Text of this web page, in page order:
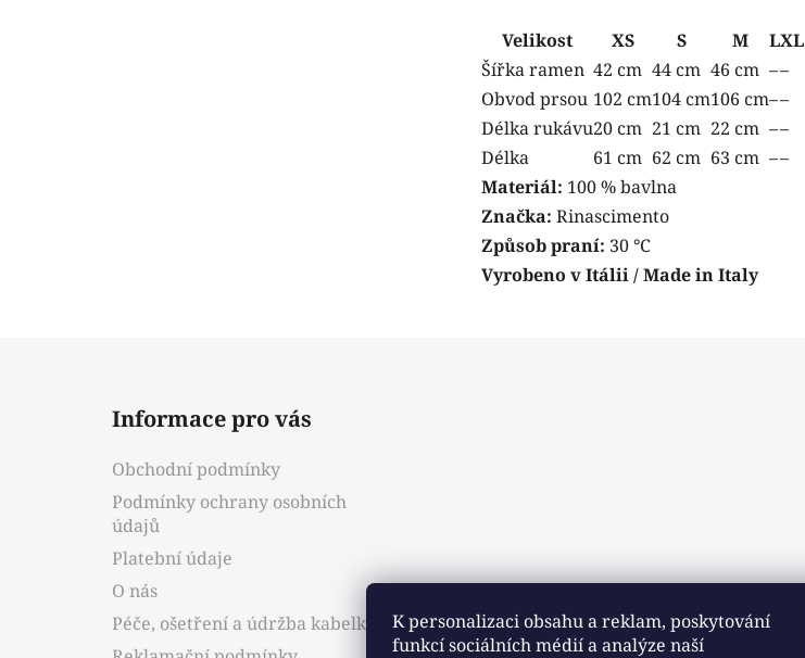
K personalizaci obsahu a reklam, poskytování
funkcí sociálních médií a analýze naší
Velikost XS S M LXL
Šířka ramen 42 cm 44 cm 46 cm ––
Obvod prsou 102 cm104 cm106 cm––
Délka rukávu20 cm 21 cm 22 cm ––
Délka
61 cm 62 cm 63 cm ––
Materiál: 100 % bavlna
Značka: Rinascimento
Způsob praní: 30 °C
Vyrobeno v Itálii / Made in Italy
Informace pro vás
Obchodní podmínky
Podmínky ochrany osobních
údajů
Platební údaje
O nás
Péče, ošetření a údržba kabelky